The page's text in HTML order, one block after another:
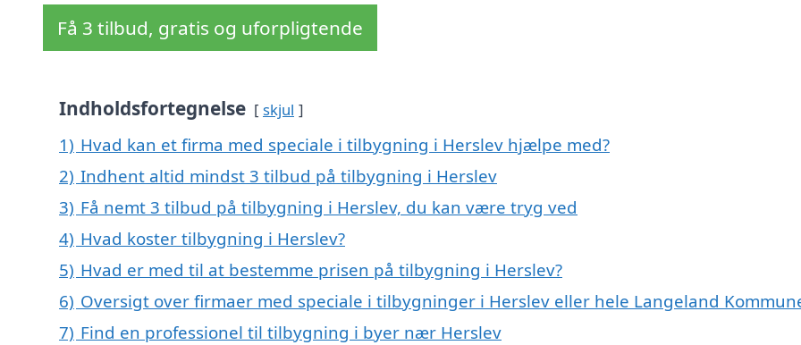
Få 3 tilbud, gratis og uforpligtende
Indholdsfortegnelse skjul
1) Hvad kan et firma med speciale i tilbygning i Herslev hjælpe med?
2) Indhent altid mindst 3 tilbud på tilbygning i Herslev
3) Få nemt 3 tilbud på tilbygning i Herslev, du kan være tryg ved
4) Hvad koster tilbygning i Herslev?
5) Hvad er med til at bestemme prisen på tilbygning i Herslev?
6) Oversigt over firmaer med speciale i tilbygninger i Herslev eller hele Langeland
7) Find en professionel til tilbygning i byer nær Herslev